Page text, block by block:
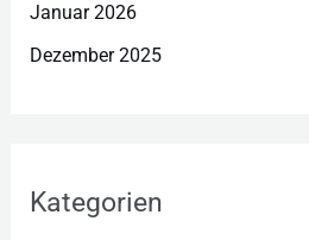
Januar 2026
Dezember 2025
Kategorien